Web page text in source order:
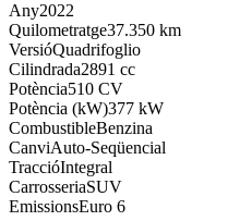
Any2022
Quilometratge37.350 km
VersióQuadrifoglio
Cilindrada2891 cc
Potència510 CV
Potència (kW)377 kW
CombustibleBenzina
CanviAuto-Seqüencial
TraccióIntegral
CarrosseriaSUV
EmissionsEuro 6